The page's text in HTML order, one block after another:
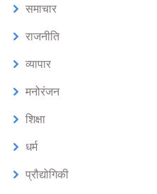
समाचार
राजनीति
व्यापार
मनोरंजन
शिक्षा
धर्म
प्रौद्योगिकी